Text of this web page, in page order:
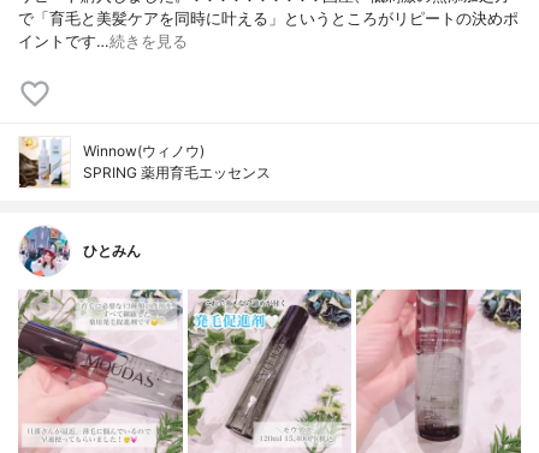
で「育毛と美髪ケアを同時に叶える」というところがリピートの決めポ
イントです…続きを見る
Winnow(ウィノウ)
SPRING 薬用育毛エッセンス
ひとみん